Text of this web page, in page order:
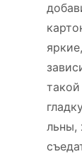
льны,